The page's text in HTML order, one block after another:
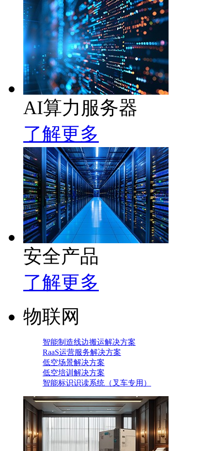
AI算力服务器
了解更多
安全产品
了解更多
物联网
智能制造线边搬运解决方案
RaaS运营服务解决方案
低空场景解决方案
低空培训解决方案
智能标识识读系统（叉车专用）